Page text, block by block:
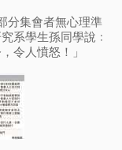
分集會者無心理準
系學生孫同學說﹕
令人憤怒！」